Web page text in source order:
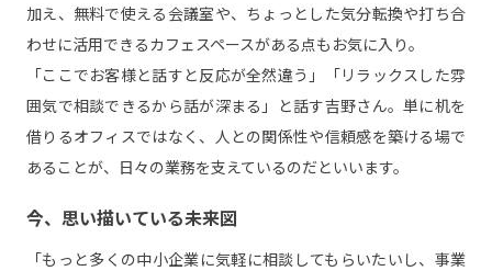
加え、無料で使える会議室や、ちょっとした気分転換や打ち合
わせに活用できるカフェスペースがある点もお気に入り。
「ここでお客様と話すと反応が全然違う」「リラックスした雰
囲気で相談できるから話が深まる」と話す吉野さん。単に机を
借りるオフィスではなく、人との関係性や信頼感を築ける場で
あることが、日々の業務を支えているのだといいます。
今、思い描いている未来図
「もっと多くの中小企業に気軽に相談してもらいたいし、事業